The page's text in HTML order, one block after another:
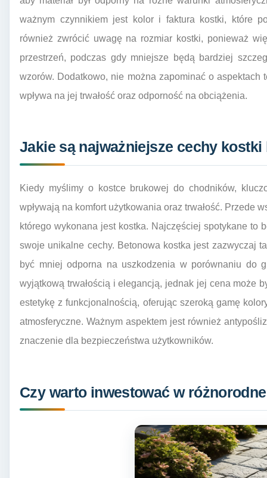
ważnym czynnikiem jest kolor i faktura kostki, które
również zwrócić uwagę na rozmiar kostki, ponieważ
przestrzeń, podczas gdy mniejsze będą bardziej
wzorów. Dodatkowo, nie można zapominać o aspektach
wpływa na jej trwałość oraz odporność na obciążenia.
Jakie są najważniejsze cechy
Kiedy myślimy o kostce brukowej do chodników,
wpływają na komfort użytkowania oraz trwałość. Przede
którego wykonana jest kostka. Najczęściej spotykane to
swoje unikalne cechy. Betonowa kostka jest zazwyczaj
być mniej odporna na uszkodzenia w porównaniu do
wyjątkową trwałością i elegancją, jednak jej cena może
estetykę z funkcjonalnością, oferując szeroką gamę
atmosferyczne. Ważnym aspektem jest również
znaczenie dla bezpieczeństwa użytkowników.
Czy warto inwestować w